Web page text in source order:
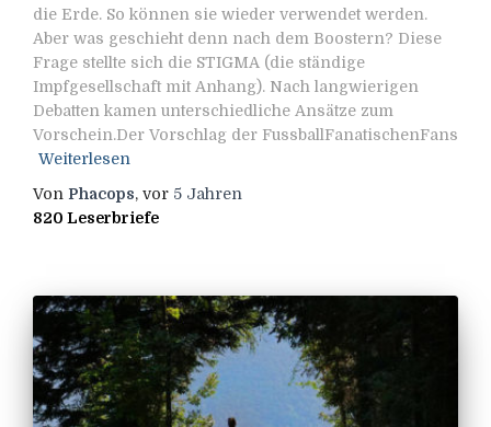
die Erde. So können sie wieder verwendet werden.
Aber was geschieht denn nach dem Boostern? Diese
Frage stellte sich die STIGMA (die ständige
Impfgesellschaft mit Anhang). Nach langwierigen
Debatten kamen unterschiedliche Ansätze zum
Vorschein.Der Vorschlag der FussballFanatischenFans
Weiterlesen
Von Phacops, vor 5 Jahren
820 Leserbriefe